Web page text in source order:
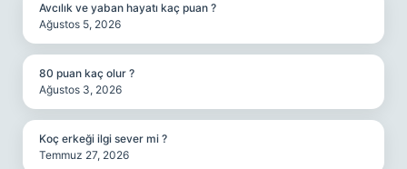
Avcılık ve yaban hayatı kaç puan ?
Ağustos 5, 2026
80 puan kaç olur ?
Ağustos 3, 2026
Koç erkeği ilgi sever mi ?
Temmuz 27, 2026